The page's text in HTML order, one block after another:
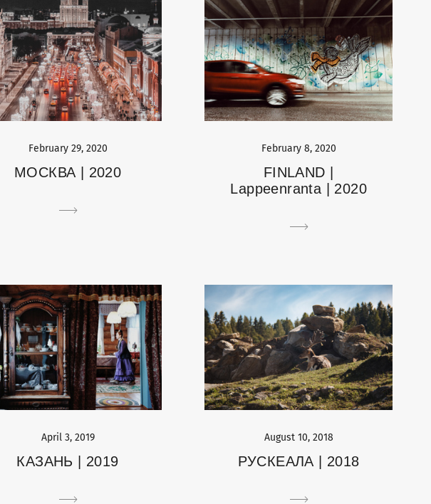
February 29, 2020
МОСКВА | 2020
February 8, 2020
FINLAND |
Lappeenranta | 2020
April 3, 2019
КАЗАНЬ | 2019
August 10, 2018
РУСКЕАЛА | 2018